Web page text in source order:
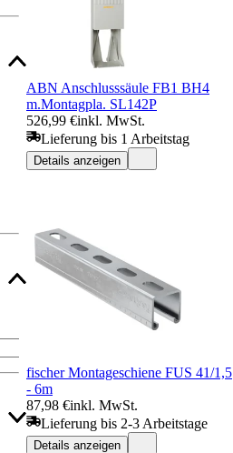
ABN Anschlusssäule FB1 BH4
m.Montagpla. SL142P
526,99 €inkl. MwSt.
Lieferung bis 1 Arbeitstag
Details anzeigen
fischer Montageschiene FUS 41/1,5
- 6m
87,98 €inkl. MwSt.
Lieferung bis 2-3 Arbeitstage
Details anzeigen